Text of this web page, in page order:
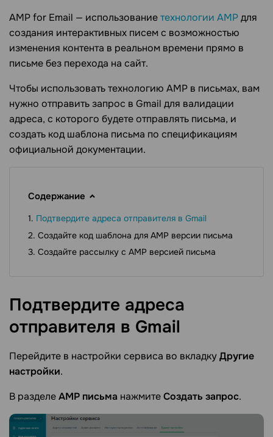
AMP for Email — использованиетехнологии AMPдля
создания интерактивных писем с возможностью
изменения контента в реальном времени прямо в
письме без перехода на сайт.
Чтобы использовать технологию AMP в письмах, вам
нужно отправить запрос в Gmail для валидации
адреса, с которого будете отправлять письма, и
создать код шаблона письма по спецификациям
официальной документации.
Содержание
Подтвердите адреса отправителя в Gmail
Создайте код шаблона для AMP версии письма
Создайте рассылку с AMP версией письма
Подтвердите адреса
отправителя в Gmail
Перейдите в настройки сервиса во вкладкуДругие
настройки.
В разделеАМР письма нажмитеСоздать запрос.